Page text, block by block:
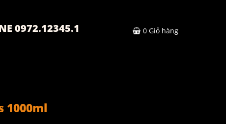
0972.12345.1 0 Giỏ hàng
1000ml